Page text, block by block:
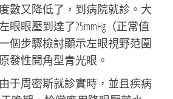
數又降低了，到病院就診。大
眼眼壓到達了25mmHg（正常值
一個步驟檢討顯示左眼視野范圍
發性開角型青光眼。
于周密斯就診實時，並且疾病